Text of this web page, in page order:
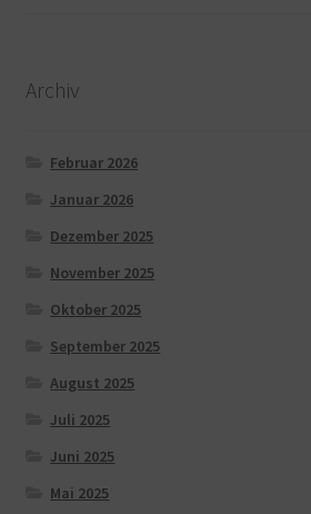
Archiv
Februar 2026
Januar 2026
Dezember 2025
November 2025
Oktober 2025
September 2025
August 2025
Juli 2025
Juni 2025
Mai 2025